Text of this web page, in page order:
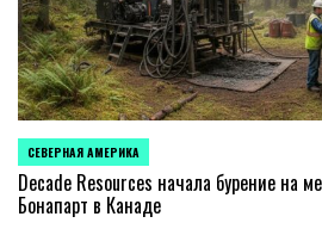
ОПУБЛИКОВАНО
В
СЕВЕРНАЯ АМЕРИКА
Decade Resources начала бурение на
Бонапарт в Канаде